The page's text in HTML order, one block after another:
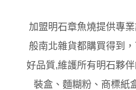
加盟明石章魚燒提供專
般南北雜貨都購買得到
好品質,維護所有明石夥
裝盒、麵糊粉、商標紙